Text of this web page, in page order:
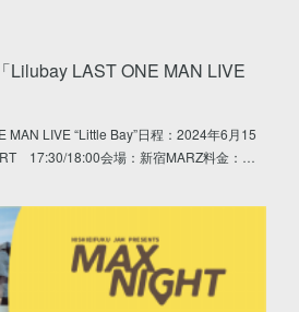
Lilubay LAST ONE MAN LIVE
MAN LIVE “Little Bay”日程：2024年6月15
17:30/18:00会場：新宿MARZ料金：…